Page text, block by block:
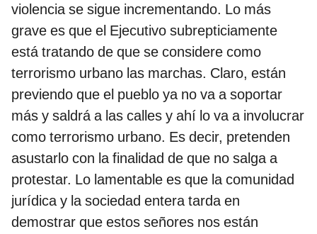
violencia se sigue incrementando. Lo más
grave es que el Ejecutivo subrepticiamente
está tratando de que se considere como
terrorismo urbano las marchas. Claro, están
previendo que el pueblo ya no va a soportar
más y saldrá a las calles y ahí lo va a involucrar
como terrorismo urbano. Es decir, pretenden
asustarlo con la finalidad de que no salga a
protestar. Lo lamentable es que la comunidad
jurídica y la sociedad entera tarda en
demostrar que estos señores nos están